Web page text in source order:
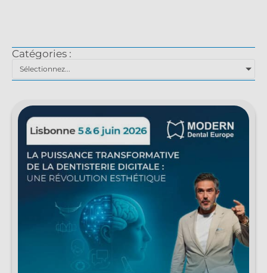
Catégories :
Sélectionnez...